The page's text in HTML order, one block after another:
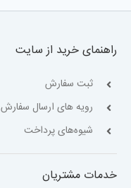
راهنمای خرید از سایت
ثبت سفارش
رویه های ارسال سفارش
شیوه‌های پرداخت
خدمات مشتریان